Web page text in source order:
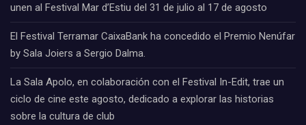
unen al Festival Mar d’Estiu del 31 de julio al 17 de agosto
El Festival Terramar CaixaBank ha concedido el Premio Nenúfar
by Sala Joiers a Sergio Dalma.
La Sala Apolo, en colaboración con el Festival In-Edit, trae un
ciclo de cine este agosto, dedicado a explorar las historias
sobre la cultura de club